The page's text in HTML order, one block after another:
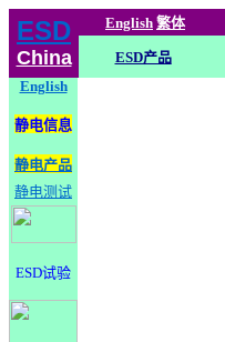
ESD
China
English 繁体
ESD产品
English
静电信息
静电产品
静电测试
ESD试验